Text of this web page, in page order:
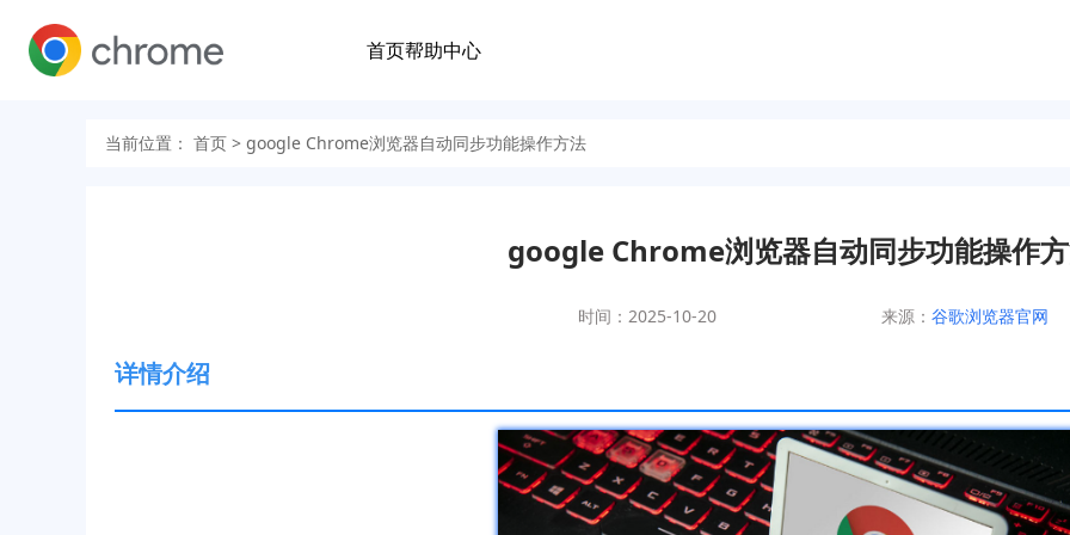
首页帮助中心
当前位置： 首页 > google Chrome浏览器自动同步功能操作方法
google Chrome浏览器自动同步功能操作
时间：2025-10-20 来源： 谷歌浏览器官网
详情介绍